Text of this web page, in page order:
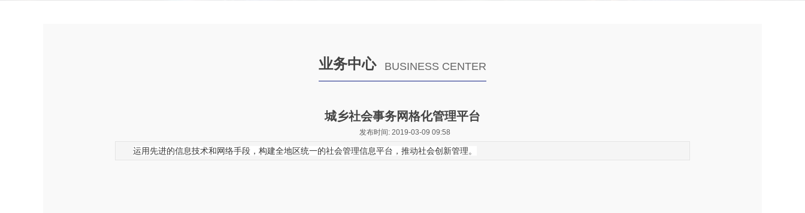
BUSINESS CENTER
业务中心
城乡社会事务网格化管理平台
发布时间: 2019-03-09 09:58
运用先进的信息技术和网络手段，构建全地区统一的社会管理信息平台，推动社会创新管理。